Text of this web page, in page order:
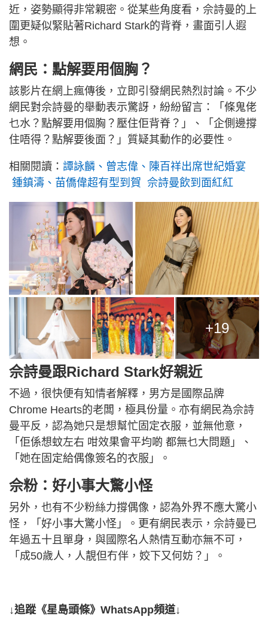
近，姿勢顯得非常親密。從某些角度看，佘詩曼的上
圍更疑似緊貼著Richard Stark的背脊，畫面引人遐
想。
網民：點解要用個胸？
該影片在網上瘋傳後，立即引發網民熱烈討論。不少
網民對佘詩曼的舉動表示驚訝，紛紛留言：「條鬼佬
乜水？點解要用個胸？壓住佢背脊？」、「企側邊撐
住唔得？點解要後面？」質疑其動作的必要性。
相關閱讀： 譚詠麟、曾志偉、陳百祥出席世紀婚宴
鍾鎮濤、苗僑偉超有型到賀 佘詩曼飲到面紅紅
+19
佘詩曼跟Richard Stark好親近
不過，很快便有知情者解釋，男方是國際品牌
Chrome Hearts的老闆，極具份量。亦有網民為佘詩
曼平反，認為她只是想幫忙固定衣服，並無他意，
「佢係想蚊左右 咁效果會平均啲 都無乜大問題」、
「她在固定給偶像簽名的衣服」。
佘粉：好小事大驚小怪
另外，也有不少粉絲力撐偶像，認為外界不應大驚小
怪，「好小事大驚小怪」。更有網民表示，佘詩曼已
年過五十且單身，與國際名人熱情互動亦無不可，
「成50歲人，人靚但冇伴，姣下又何妨？」。
↓追蹤《星島頭條》WhatsApp頻道↓